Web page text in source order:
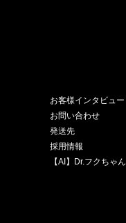
お客様インタビュー
お問い合わせ
発送先
採用情報
【AI】Dr.フクちゃん